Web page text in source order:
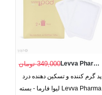
Levva Pharma 349,000 تومان
پد گرم کننده و تسکین دهنده درد
Levva Pharma لیوا فارما - بسته